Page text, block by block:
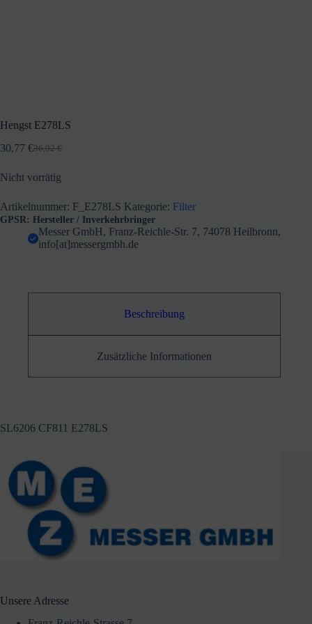
Hengst E278LS
36,92€
Ursprünglicher
war:
30,77 €Aktueller
ist:
Nicht vorrätig
Artikelnummer: F_E278LS Kategorie: Filter
GPSR: Hersteller / Inverkehrbringer
Messer GmbH, Franz-Reichle-Str. 7, 74078 Heilbronn,
info[at]messergmbh.de
Beschreibung
Zusätzliche Informationen
SL6206 CF811 E278LS
Unsere Adresse